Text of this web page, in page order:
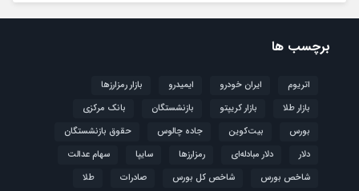
برچسب ها
اتریوم ایران خودرو ایمیدرو
بازار رمزارزها
بازار طلا
بازار کریپتو بازنشستگان
بانک مرکزی
بورس
بیت‌کوین جاده چالوس
حقوق بازنشستگان
دلار
دلار مبادله‌ای رمزارزها سایپا
سهام عدالت
شاخص بورس
شاخص کل بورس صادرات
طلا